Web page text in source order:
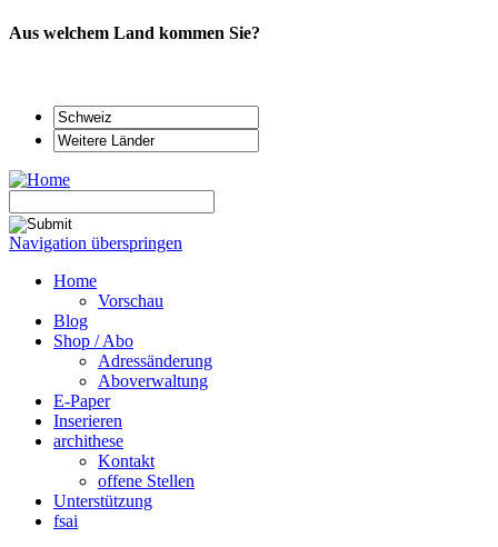
Aus welchem Land kommen Sie?
Navigation überspringen
Home
Vorschau
Blog
Shop / Abo
Adressänderung
Aboverwaltung
E-Paper
Inserieren
archithese
Kontakt
offene Stellen
Unterstützung
fsai